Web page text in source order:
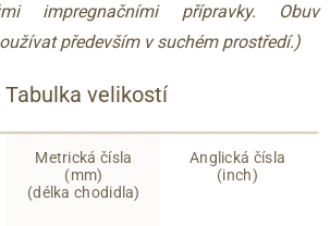
impregnačními přípravky. Obuv
především v suchém prostředí.)
Tabulka velikostí
Metrická čísla
(mm)
(délka chodidla)
Anglická čísla
(inch)